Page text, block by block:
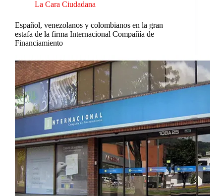
La Cara Ciudadana
Español, venezolanos y colombianos en la gran
estafa de la firma Internacional Compañía de
Financiamiento